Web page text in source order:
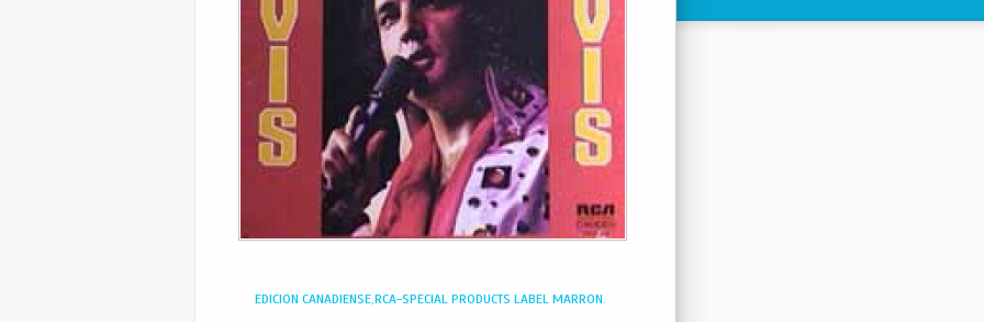
EDICION CANADIENSE,RCA-SPECIAL PRODUCTS LABEL MARRON.